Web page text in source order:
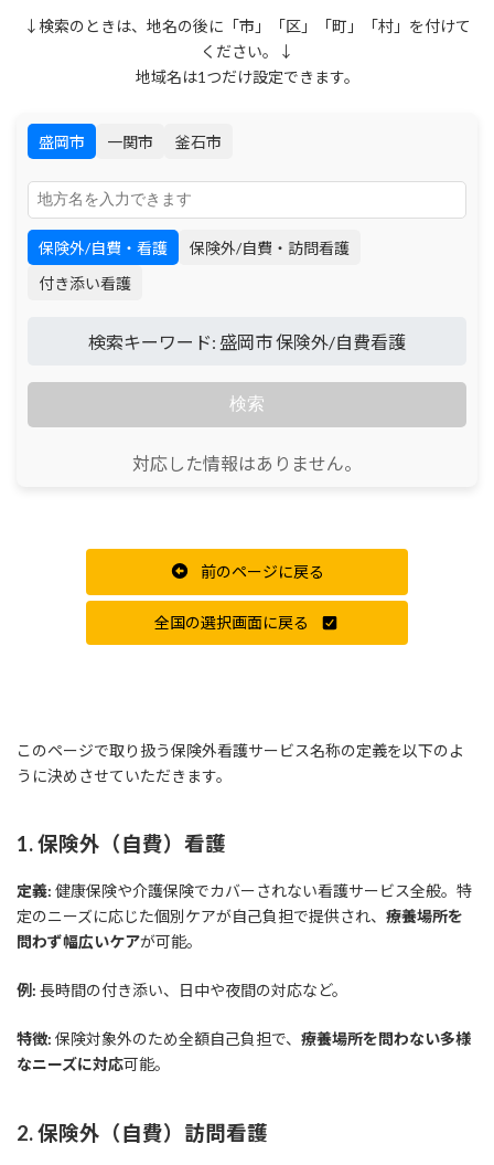
↓検索のときは、地名の後に「市」「区」「町」「村」を付けて
ください。↓
地域名は1つだけ設定できます。
盛岡市 一関市 釜石市
保険外/自費・看護
保険外/自費・訪問看護
付き添い看護
検索キーワード: 盛岡市 保険外/自費看護
検索
対応した情報はありません。
前のページに戻る
全国の選択画面に戻る
このページで取り扱う保険外看護サービス名称の定義を以下のよ
うに決めさせていただきます。
1. 保険外（自費）看護
定義: 健康保険や介護保険でカバーされない看護サービス全般。特
定のニーズに応じた個別ケアが自己負担で提供され、 療養場所を
問わず幅広いケアが可能。
例: 長時間の付き添い、日中や夜間の対応など。
特徴: 保険対象外のため全額自己負担で、 療養場所を問わない多様
なニーズに対応可能。
2. 保険外（自費）訪問看護